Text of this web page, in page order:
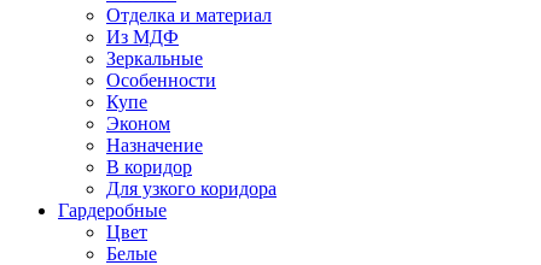
Отделка и материал
Из МДФ
Зеркальные
Особенности
Купе
Эконом
Назначение
В коридор
Для узкого коридора
Гардеробные
Цвет
Белые